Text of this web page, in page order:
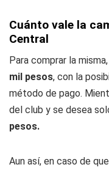
Cuánto vale la
Central
Para comprar la
mil pesos, con la
método de pago.
del club y se desea
pesos.
Aun así, en caso de